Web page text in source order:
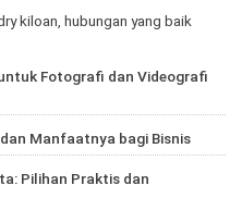
kiloan, hubungan yang baik
Fotografi dan Videografi
Manfaatnya bagi Bisnis
Pilihan Praktis dan